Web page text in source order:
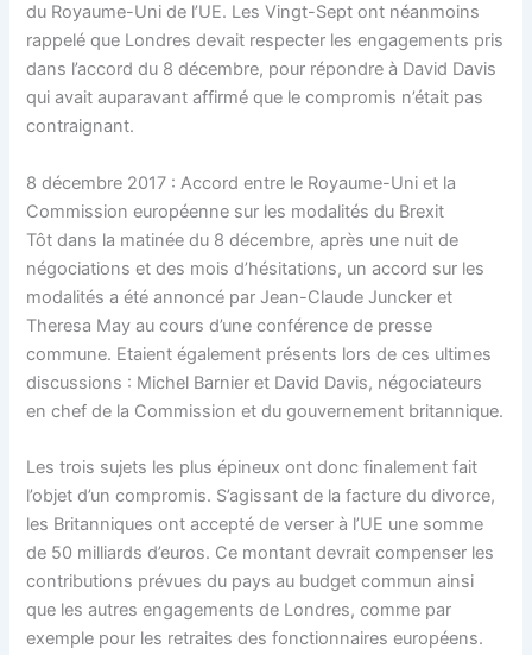
du Royaume-Uni de l’UE. Les Vingt-Sept ont néanmoins
rappelé que Londres devait respecter les engagements pris
dans l’accord du 8 décembre, pour répondre à David Davis
qui avait auparavant affirmé que le compromis n’était pas
contraignant.
8 décembre 2017 : Accord entre le Royaume-Uni et la
Commission européenne sur les modalités du Brexit
Tôt dans la matinée du 8 décembre, après une nuit de
négociations et des mois d’hésitations, un accord sur les
modalités a été annoncé par Jean-Claude Juncker et
Theresa May au cours d’une conférence de presse
commune. Etaient également présents lors de ces ultimes
discussions : Michel Barnier et David Davis, négociateurs
en chef de la Commission et du gouvernement britannique.
Les trois sujets les plus épineux ont donc finalement fait
l’objet d’un compromis. S’agissant de la facture du divorce,
les Britanniques ont accepté de verser à l’UE une somme
de 50 milliards d’euros. Ce montant devrait compenser les
contributions prévues du pays au budget commun ainsi
que les autres engagements de Londres, comme par
exemple pour les retraites des fonctionnaires européens.